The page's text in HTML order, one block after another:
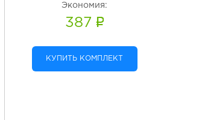
Экономия:
387
КУПИТЬ КОМПЛЕКТ